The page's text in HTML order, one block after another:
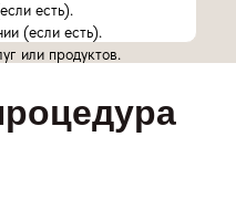
есть).
(если есть).
или продуктов.